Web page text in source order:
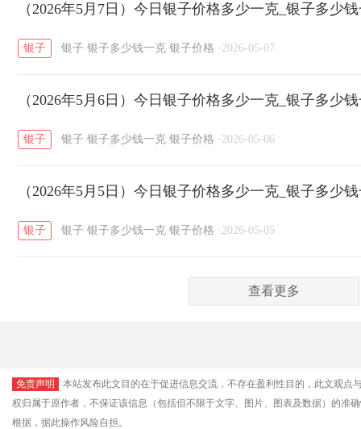
六福 / 金至尊 / 潮宏基 / 亚一金店
（2026年5月7日）今日银子价格多少一克_银子多少
银子 银子 银子多少钱一克 银子价格 · 2026-05-07
（2026年5月6日）今日银子价格多少一克_银子多少
银子 银子 银子多少钱一克 银子价格 · 2026-05-06
（2026年5月5日）今日银子价格多少一克_银子多少
银子 银子 银子多少钱一克 银子价格 · 2026-05-05
查看更多
免责声明
本站发布此文目的在于促进信息交流，不存在盈利性目的，此文观
权归属于原作者，不保证该信息（包括但不限于文字、图片、图表及数据）的准
根据，据此操作风险自担。